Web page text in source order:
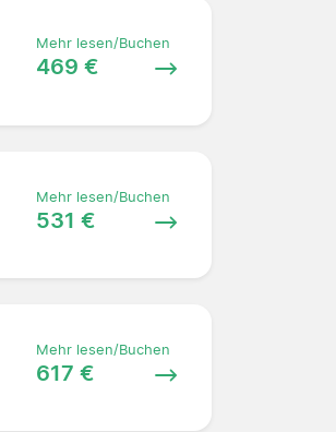
Mehr lesen/Buchen
469 €
Mehr lesen/Buchen
531 €
Mehr lesen/Buchen
617 €